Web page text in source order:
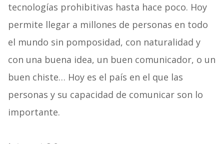
tecnologías prohibitivas hasta hace poco. Hoy
permite llegar a millones de personas en todo
el mundo sin pomposidad, con naturalidad y
con una buena idea, un buen comunicador, o un
buen chiste… Hoy es el país en el que las
personas y su capacidad de comunicar son lo
importante.